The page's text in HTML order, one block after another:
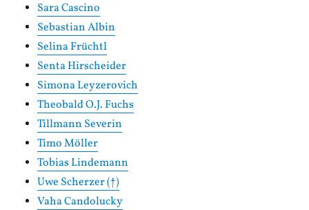
Sara Cascino
Sebastian Albin
Selina Früchtl
Senta Hirscheider
Simona Leyzerovich
Theobald O.J. Fuchs
Tillmann Severin
Timo Möller
Tobias Lindemann
Uwe Scherzer (†)
Vaha Candolucky